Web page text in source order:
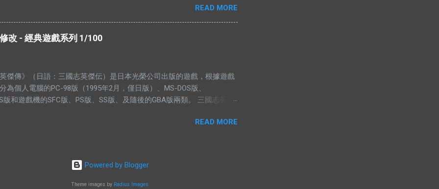
道祠堂的崇高地位，他卻說只要價錢對，他不介意賣給你。 所以你會認為
購買的東西，會完全沒有人願意賣？ ※ 我認為“有價無市”和“有市無
成語，應該這樣詮釋。 由於這兩句成語是相對的，所以在這兩句成語中
例子。在市中心的產業，通常就是有價無市。產業的標價很高（價值也因
和交通方便相對提高），但是有能力、有意願買的人少之又少。奢侈
術家的作品等等也是這樣，它們的價格高昂，市場所需與一般的日常用
中的價值也不高。基本上，紅海裡的商品，或者日常用品都是有市無價的
轉。 加入香精，繼續攪拌。 加入雞蛋，繼續攪拌。 當所有材料攪拌均勻
加入之前的面紛混合物。 攪拌五分鐘，或者直到麵糰有一點結實為止。
，放到烤盤上，放進烤箱裡烤。時間的長短，需要視餅乾的大小的定。
時間需要比較長。 像下面這個形狀，需要的時間比較短。 這個就是完
知道我沒有那個緣分，未能夠親手送上這些我親手製作的禮物給妳。唯有
的祝福： 生日快樂。 --- 相關文章： Famous Amos Cookies進階版
READ MORE
改 - 經典遊戲系列 1/100
英傑傳》（日語：三國志英傑伝）是日本光榮公司出版的遊戲，根據遊戲
為個人電腦的PC-98版（1995年2月，僅日版）、MS-DOS版、
版和遊戲機的SFC版、PS版、SS版、及隨後的GBA版兩類。 三國志英傑
。 存檔可以用Hex Editor編輯。 Hex Editor可以在這裡下載。
80表示這位武將是屬於劉備陣營。 藍色的：兵種。 00-短兵，01-長兵，
03-弓兵，04-連弩兵，05-投石軍，06-輕騎兵，07-重騎兵，08-近衛軍，
0A-惡賊，0B-義賊，0C-軍樂隊，0D猛獸兵團，0E-武術家，0F-妖術師，
READ MORE
Powered by Blogger
Theme images by Radius Images